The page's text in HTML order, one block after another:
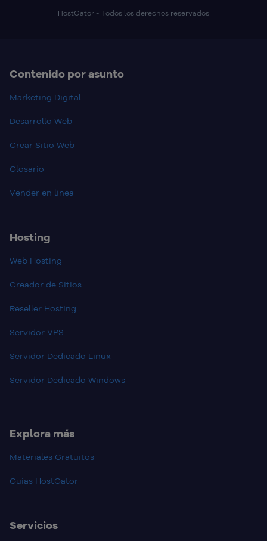
HostGator - Todos los derechos reservados
Contenido por asunto
Marketing Digital
Desarrollo Web
Crear Sitio Web
Glosario
Vender en línea
Hosting
Web Hosting
Creador de Sitios
Reseller Hosting
Servidor VPS
Servidor Dedicado Linux
Servidor Dedicado Windows
Explora más
Materiales Gratuitos
Guias HostGator
Servicios